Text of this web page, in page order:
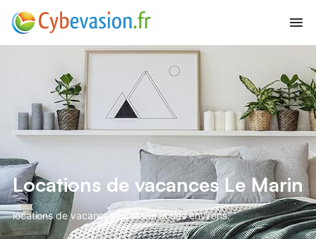
Locations de vacances Le Marin
locations de vacances au Marin et ses environs.